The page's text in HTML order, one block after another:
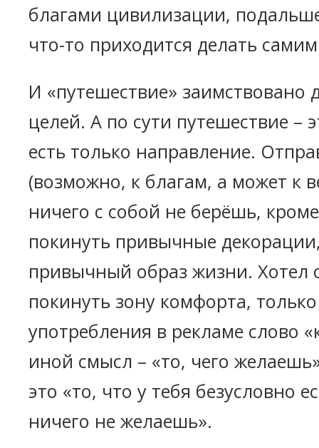
благами цивилизации,
что-то приходится делать
И «путешествие» заимствовано
целей. А по сути путешествие –
есть только направление.
(возможно, к благам, а может к
ничего с собой не берёшь,
покинуть привычные
привычный образ жизни. Хотел
покинуть зону комфорта,
употребления в рекламе слово
иной смысл – «то, чего
это «то, что у тебя безусловно
ничего не желаешь».